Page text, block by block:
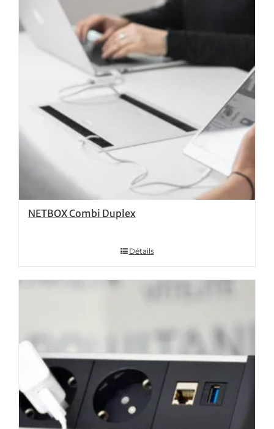
NETBOX Combi Duplex
Détails